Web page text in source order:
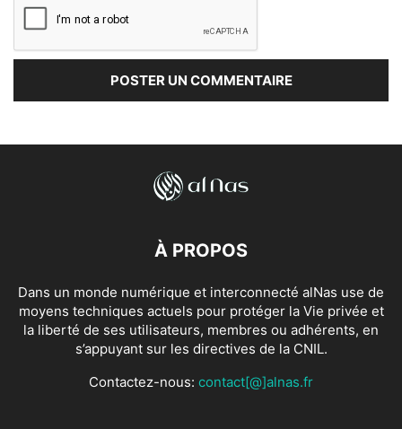
À PROPOS
Dans un monde numérique et interconnecté alNas use de
moyens techniques actuels pour protéger la Vie privée et
la liberté de ses utilisateurs, membres ou adhérents, en
s’appuyant sur les directives de la CNIL.
Contactez-nous: contact[@]alnas.fr